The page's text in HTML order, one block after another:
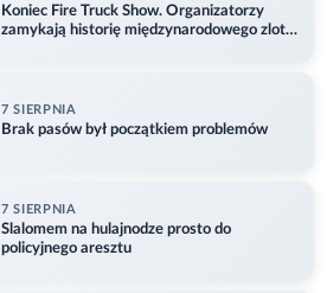
Koniec Fire Truck Show. Organizatorzy
zamykają historię międzynarodowego zlotu
7 SIERPNIA
Brak pasów był początkiem problemów
7 SIERPNIA
Slalomem na hulajnodze prosto do
policyjnego aresztu